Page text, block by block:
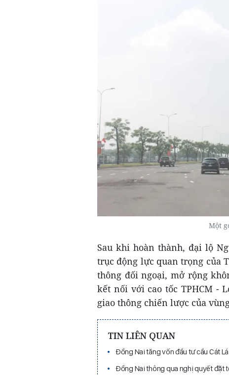
Một
Sau khi hoàn thành, đại lộ
trục động lực quan trọng của
thông đối ngoại, mở rộng
kết nối với cao tốc TPHCM -
giao thông chiến lược của
TIN LIÊN QUAN
Đồng Nai tăng vốn đầu tư cầu Cát
Đồng Nai thông qua nghị quyết đặt